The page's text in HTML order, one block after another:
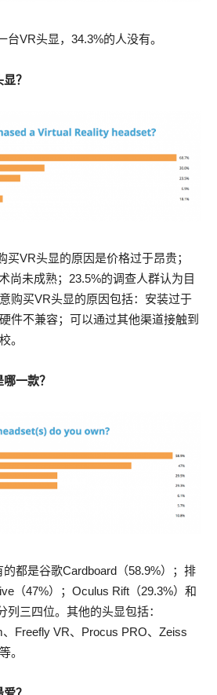
台VR头显，34.3%的人没有。
？
买VR头显的原因是价格过于昂贵；
尚未成熟；23.5%的调查人群认为目
购买VR头显的原因包括：安装过于
件不兼容；可以通过其他渠道接触到
。
一款？
都是谷歌Cardboard（58.9%）；排
（47%）；Oculus Rift（29.3%）和
列三四位。其他的头显包括：
Freefly VR、Procus PRO、Zeiss
。